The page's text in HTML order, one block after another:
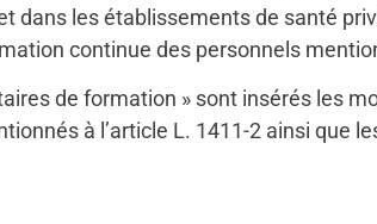
dans les établissements de santé
continue des personnels
de formation » sont insérés les
à l’article L. 1411-2 ainsi que